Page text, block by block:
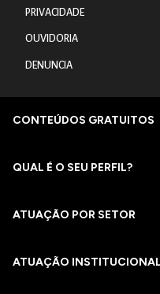
PRIVACIDADE
OUVIDORIA
DENUNCIA
CONTEÚDOS GRATUITOS
QUAL É O SEU PERFIL?
ATUAÇÃO POR SETOR
ATUAÇÃO INSTITUCIONAL